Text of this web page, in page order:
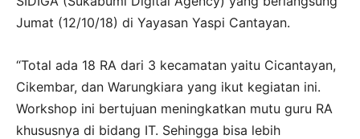
Jumat (12/10/18) di Yayasan Yaspi Cantayan.
“Total ada 18 RA dari 3 kecamatan yaitu Cicantayan,
Cikembar, dan Warungkiara yang ikut kegiatan ini.
Workshop ini bertujuan meningkatkan mutu guru RA
khususnya di bidang IT. Sehingga bisa lebih